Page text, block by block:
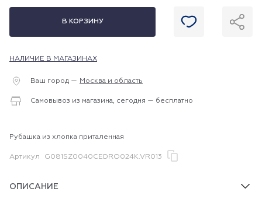
В КОРЗИНУ
НАЛИЧИЕ В МАГАЗИНАХ
Ваш город — Москва и область
Самовывоз из магазина, сегодня — бесплатно
Рубашка из хлопка приталенная
Артикул G081SZ0040CEDRO024K.VR013
ОПИСАНИЕ